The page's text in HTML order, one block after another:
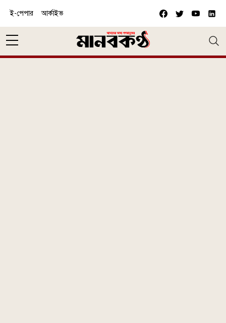
ই-পেপার আর্কাইভ